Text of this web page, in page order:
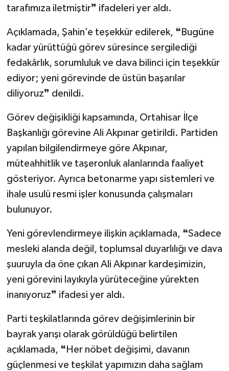
tarafımıza iletmiştir❞ ifadeleri yer aldı.
Açıklamada, Şahin’e teşekkür edilerek, ❝Bugüne
kadar yürüttüğü görev süresince sergilediği
fedakârlık, sorumluluk ve dava bilinci için teşekkür
ediyor; yeni görevinde de üstün başarılar
diliyoruz❞ denildi.
Görev değişikliği kapsamında, Ortahisar İlçe
Başkanlığı görevine Ali Akpınar getirildi. Partiden
yapılan bilgilendirmeye göre Akpınar,
müteahhitlik ve taşeronluk alanlarında faaliyet
gösteriyor. Ayrıca betonarme yapı sistemleri ve
ihale usulü resmi işler konusunda çalışmaları
bulunuyor.
Yeni görevlendirmeye ilişkin açıklamada, ❝Sadece
mesleki alanda değil, toplumsal duyarlılığı ve dava
şuuruyla da öne çıkan Ali Akpınar kardeşimizin,
yeni görevini layıkıyla yürüteceğine yürekten
inanıyoruz❞ ifadesi yer aldı.
Parti teşkilatlarında görev değişimlerinin bir
bayrak yarışı olarak görüldüğü belirtilen
açıklamada, ❝Her nöbet değişimi, davanın
güçlenmesi ve teşkilat yapımızın daha sağlam